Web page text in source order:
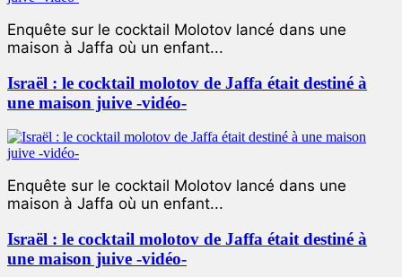
Enquête sur le cocktail Molotov lancé dans une
maison à Jaffa où un enfant...
Israël : le cocktail molotov de Jaffa était destiné à
une maison juive -vidéo-
Enquête sur le cocktail Molotov lancé dans une
maison à Jaffa où un enfant...
Israël : le cocktail molotov de Jaffa était destiné à
une maison juive -vidéo-